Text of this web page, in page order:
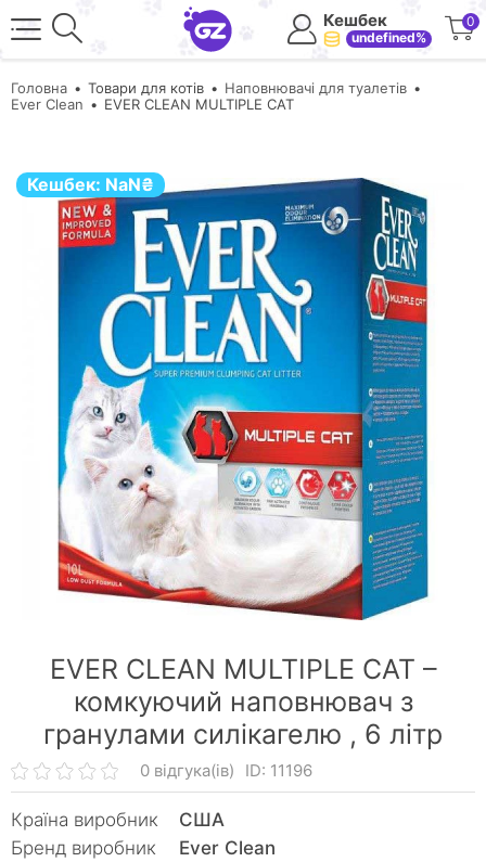
Кешбек
undefined%
0
Головна Товари для котів
Наповнювачі для туалетів
Ever Clean
EVER CLEAN MULTIPLE CAT
Кешбек: NaN₴
EVER CLEAN MULTIPLE CAT –
комкуючий наповнювач з
гранулами силікагелю , 6 літр
0 відгука(ів) ID: 11196
Країна виробник
США
Бренд виробник
Ever Clean